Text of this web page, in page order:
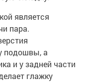
является
пара.
подошвы, а
и у задней части
глажку